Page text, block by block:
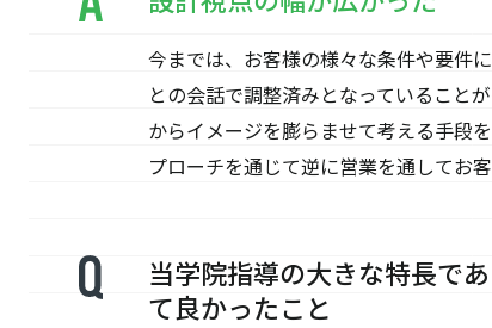
今までは、お客様の様々な条件や要件
との会話で調整済みとなっていること
からイメージを膨らませて考える手段
プローチを通じて逆に営業を通してお
当学院指導の大きな特長で
て良かったこと